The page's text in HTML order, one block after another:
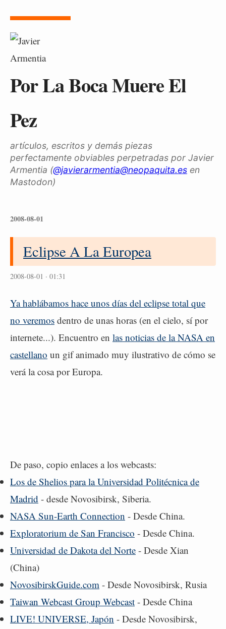
Por La Boca Muere El
Pez
artículos, escritos y demás piezas
perfectamente obviables perpetradas por Javier
Armentia (@javierarmentia@neopaquita.es en
Mastodon)
2008-08-01
Eclipse A La Europea
2008-08-01 · 01:31
Ya hablábamos hace unos días del eclipse total que
no veremos dentro de unas horas (en el cielo, sí por
internete...). Encuentro en las noticias de la NASA en
castellano un gif animado muy ilustrativo de cómo se
verá la cosa por Europa.
De paso, copio enlaces a los webcasts:
Los de Shelios para la Universidad Politécnica de
Madrid - desde Novosibirsk, Siberia.
NASA Sun-Earth Connection - Desde China.
Exploratorium de San Francisco - Desde China.
Universidad de Dakota del Norte - Desde Xian
(China)
NovosibirskGuide.com - Desde Novosibirsk, Rusia
Taiwan Webcast Group Webcast - Desde China
LIVE! UNIVERSE, Japón - Desde Novosibirsk,